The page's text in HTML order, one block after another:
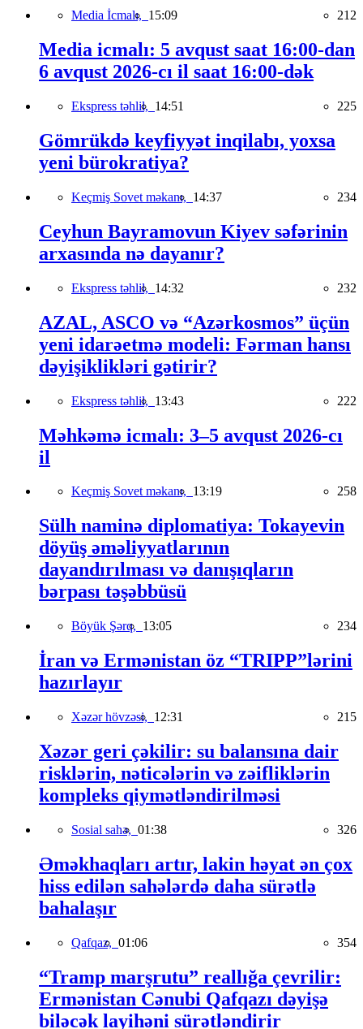
Media İcmalı, 15:09 212
Media icmalı: 5 avqust saat 16:00-dan
6 avqust 2026-cı il saat 16:00-dək
Ekspress təhlil, 14:51 225
Gömrükdə keyfiyyət inqilabı, yoxsa
yeni bürokratiya?
Keçmiş Sovet məkanı, 14:37 234
Ceyhun Bayramovun Kiyev səfərinin
arxasında nə dayanır?
Ekspress təhlil, 14:32 232
AZAL, ASCO və “Azərkosmos” üçün
yeni idarəetmə modeli: Fərman hansı
dəyişiklikləri gətirir?
Ekspress təhlil, 13:43 222
Məhkəmə icmalı: 3–5 avqust 2026-cı
il
Keçmiş Sovet məkanı, 13:19 258
Sülh naminə diplomatiya: Tokayevin
döyüş əməliyyatlarının
dayandırılması və danışıqların
bərpası təşəbbüsü
Böyük Şərq, 13:05 234
İran və Ermənistan öz “TRIPP”lərini
hazırlayır
Xəzər hövzəsi, 12:31 215
Xəzər geri çəkilir: su balansına dair
risklərin, nəticələrin və zəifliklərin
kompleks qiymətləndirilməsi
Sosial sahə, 01:38 326
Əməkhaqları artır, lakin həyat ən çox
hiss edilən sahələrdə daha sürətlə
bahalaşır
Qafqaz, 01:06 354
“Tramp marşrutu” reallığa çevrilir:
Ermənistan Cənubi Qafqazı dəyişə
biləcək layihəni sürətləndirir